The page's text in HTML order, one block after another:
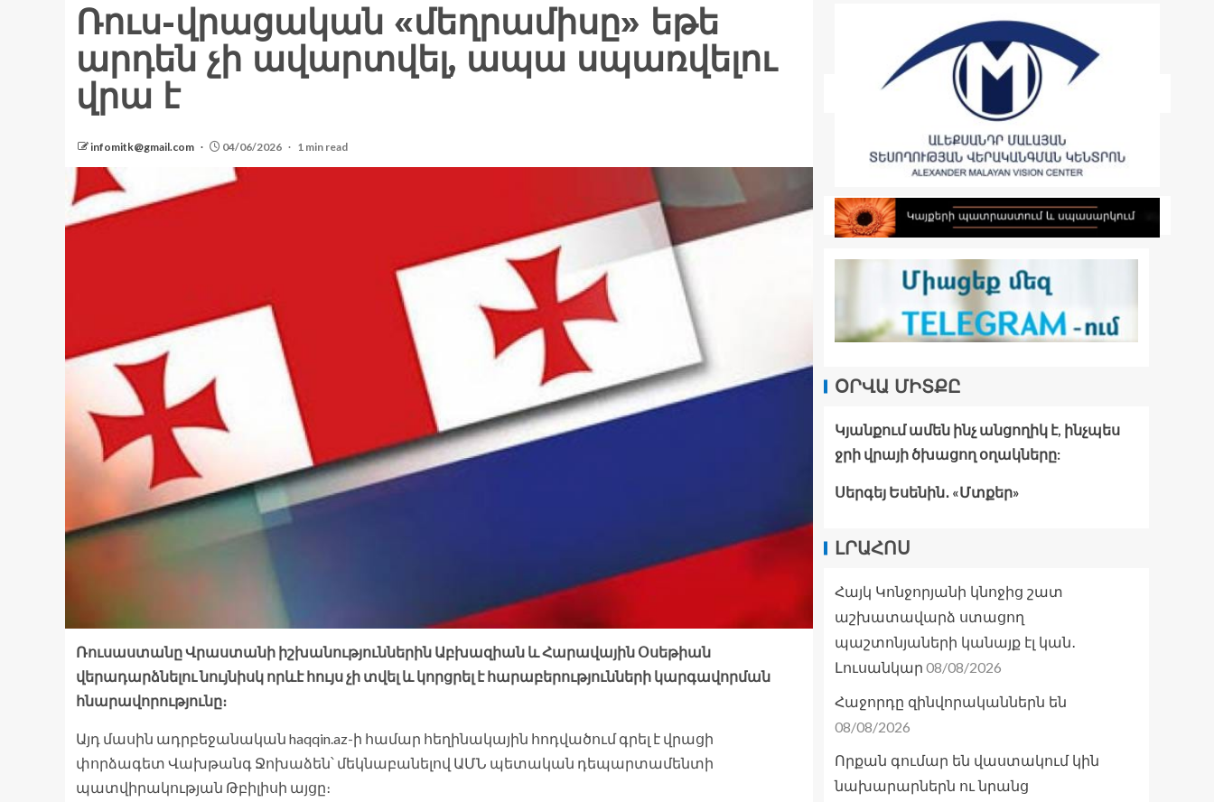
Ռուս-վրացական «մեղրամիսը» եթե
արդեն չի ավարտվել, ապա սպառվելու
վրա է
infomitk@gmail.com 04/06/2026 1 min read
Ռուսաստանը Վրաստանի իշխանություններին Աբխազիան և Հարավային Օսեթիան
վերադարձնելու նույնիսկ որևէ հույս չի տվել և կորցրել է հարաբերությունների կարգավորման
հնարավորությունը։
Այդ մասին ադրբեջանական haqqin.az-ի համար հեղինակային հոդվածում գրել է վրացի
փորձագետ Վախթանգ Ջոխաձեն՝ մեկնաբանելով ԱՄՆ պետական դեպարտամենտի
պատվիրակության Թբիլիսի այցը։
ՕՐՎԱ ՄԻՏՔԸ
Կյանքում ամեն ինչ անցողիկ է, ինչպես
ջրի վրայի ծխացող օղակները:
Սերգեյ Եսենին․ «Մտքեր»
ԼՐԱՀՈՍ
Հայկ Կոնջորյանի կնոջից շատ
աշխատավարձ ստացող
պաշտոնյաների կանայք էլ կան․
Լուսանկար 08/08/2026
Հաջորդը զինվորականներն են
08/08/2026
Որքան գումար են վաստակում կին
նախարարներն ու նրանց